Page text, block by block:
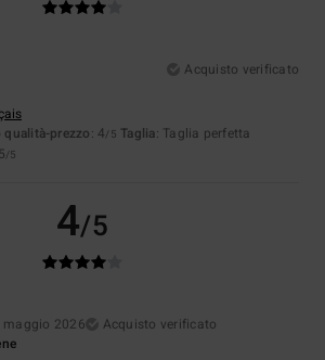
Acquisto verificato
qualità-prezzo: 4/5 Taglia: Taglia perfetta
/5
4/5
maggio 2026
Acquisto verificato